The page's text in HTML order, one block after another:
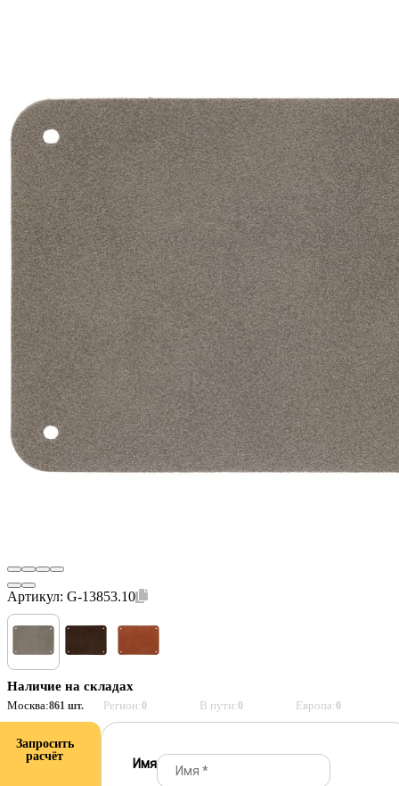
Артикул: G-13853.10
Наличие на складах
Москва:861 шт. Регион:0 В пути:0 Европа:0
Запросить
расчёт
Имя